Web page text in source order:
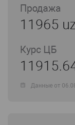
Продажа
11965
Курс ЦБ
Данные от